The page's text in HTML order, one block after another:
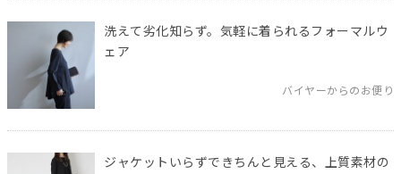
洗えて劣化知らず。気軽に着られるフォーマルウ
ェア
バイヤーからのお便り
ジャケットいらずできちんと見える、上質素材の